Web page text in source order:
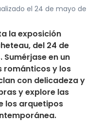
el 24 de mayo de
la exposición
del 24 de
Sumérjase en un
románticos y los
con delicadeza y
y explore las
los arquetipos